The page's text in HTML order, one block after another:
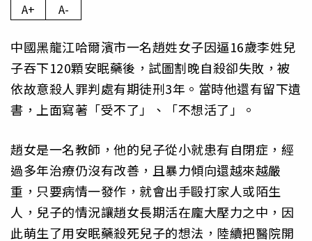
A+ A-
中國黑龍江哈爾濱市一名趙姓女子因逼16歲李姓兒
子吞下120顆安眠藥後，試圖割晚自殺卻失敗，被
依故意殺人罪判處有期徒刑3年。當時他還有留下遺
書，上面寫著「受不了」、「不想活了」。
趙女是一名教師，他的兒子從小就患有自閉症，經
過多年治療仍沒有改善，且暴力傾向還越來越嚴
重，只要病情一發作，就會出手毆打家人或陌生
人，兒子的情況讓趙女長期活在龐大壓力之中，因
此萌生了用安眠藥殺死兒子的想法，陸續把醫院開